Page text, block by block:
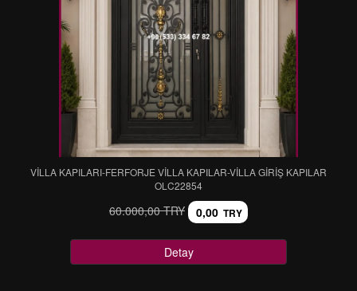
VİLLA KAPILARI-FERFORJE VİLLA KAPILAR-VİLLA GİRİŞ KAPILAR
OLC22854
60.000,00 TRY 0,00 TRY
Detay